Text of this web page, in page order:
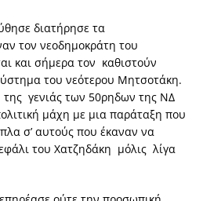
διατήρησε τα
τον νεοδημοκράτη του
και σήμερα τον καθιστούν
του νεότερου Μητσοτάκη.
γενιάς των 50ρηδων της ΝΔ
μάχη με μια παράταξη που
σ’ αυτούς που έκαναν να
του Χατζηδάκη μόλις λίγα